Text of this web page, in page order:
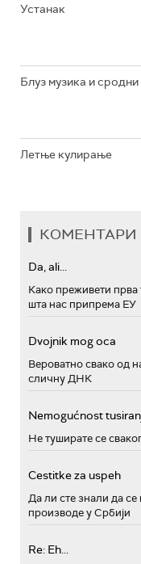
Устанак
Блуз музика и
Летње кулирање
КОМЕНТАРИ
Da, ali...
Како преживети прва
шта нас припрема ЕУ
Dvojnik mog oca
Вероватно свако од
сличну ДНК
Nemogućnost
Не туширате се
Cestitke za uspeh
Да ли сте знали да
производе у Србији
Re: Eh...